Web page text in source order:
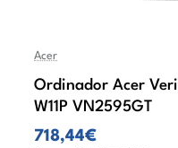
Acer
Ordinador Acer
W11P VN2595GT
718,44€